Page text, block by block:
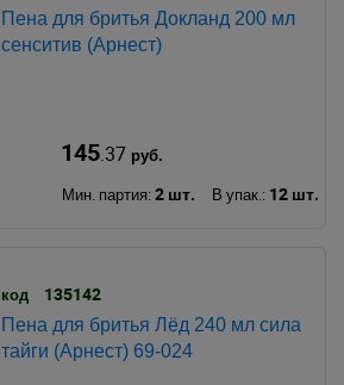
Пена для бритья Докланд 200 мл
сенситив (Арнест)
145.37 руб.
Мин. партия: 2 шт. В упак.: 12 шт.
код 135142
Пена для бритья Лёд 240 мл сила
тайги (Арнест) 69-024